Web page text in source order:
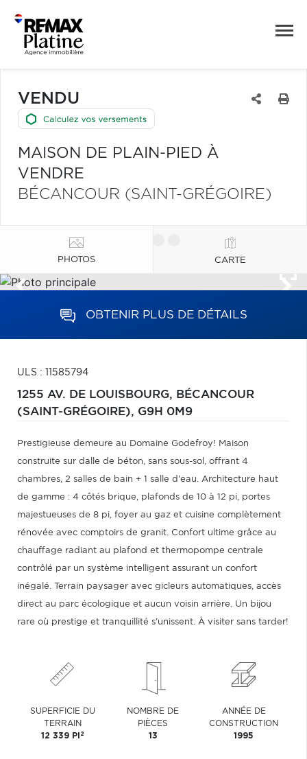
VENDU
MAISON DE PLAIN-PIED À
VENDRE
BÉCANCOUR (SAINT-GRÉGOIRE)
PHOTOS CARTE
OBTENIR PLUS DE DÉTAILS
ULS : 11585794
1255 AV. DE LOUISBOURG, BÉCANCOUR
(SAINT-GRÉGOIRE), G9H 0M9
Prestigieuse demeure au Domaine Godefroy! Maison
construite sur dalle de béton, sans sous-sol, offrant 4
chambres, 2 salles de bain + 1 salle d'eau. Architecture haut
de gamme : 4 côtés brique, plafonds de 10 à 12 pi, portes
majestueuses de 8 pi, foyer au gaz et cuisine complètement
rénovée avec comptoirs de granit. Confort ultime grâce au
chauffage radiant au plafond et thermopompe centrale
contrôlé par un système intelligent assurant un confort
inégalé. Terrain paysager avec gicleurs automatiques, accès
direct au parc écologique et aucun voisin arrière. Un bijou
rare où prestige et tranquillité s'unissent. À visiter sans tarder!
SUPERFICIE DU
TERRAIN
12 339 PI 2
NOMBRE DE
PIÈCES
13
ANNÉE DE
CONSTRUCTION
1995